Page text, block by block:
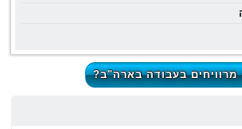
מרוויחים בעבודה בארה"ב?